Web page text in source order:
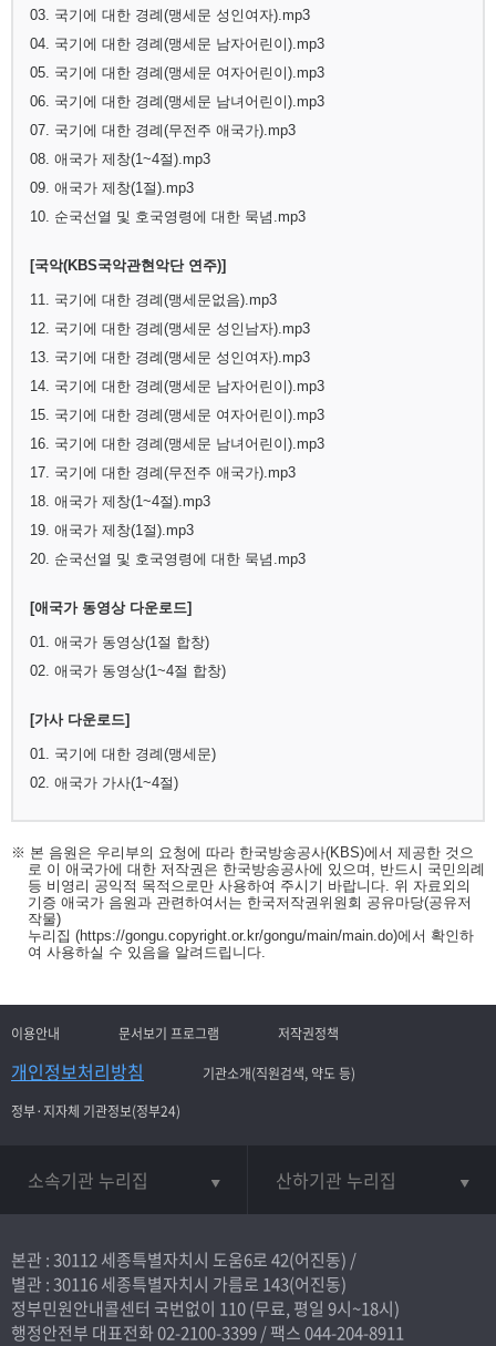
03. 국기에 대한 경례(맹세문 성인여자).mp3
04. 국기에 대한 경례(맹세문 남자어린이).mp3
05. 국기에 대한 경례(맹세문 여자어린이).mp3
06. 국기에 대한 경례(맹세문 남녀어린이).mp3
07. 국기에 대한 경례(무전주 애국가).mp3
08. 애국가 제창(1~4절).mp3
09. 애국가 제창(1절).mp3
10. 순국선열 및 호국영령에 대한 묵념.mp3
[국악(KBS국악관현악단 연주)]
11. 국기에 대한 경례(맹세문없음).mp3
12. 국기에 대한 경례(맹세문 성인남자).mp3
13. 국기에 대한 경례(맹세문 성인여자).mp3
14. 국기에 대한 경례(맹세문 남자어린이).mp3
15. 국기에 대한 경례(맹세문 여자어린이).mp3
16. 국기에 대한 경례(맹세문 남녀어린이).mp3
17. 국기에 대한 경례(무전주 애국가).mp3
18. 애국가 제창(1~4절).mp3
19. 애국가 제창(1절).mp3
20. 순국선열 및 호국영령에 대한 묵념.mp3
[애국가 동영상 다운로드]
01. 애국가 동영상(1절 합창)
02. 애국가 동영상(1~4절 합창)
[가사 다운로드]
01. 국기에 대한 경례(맹세문)
02. 애국가 가사(1~4절)
※ 본 음원은 우리부의 요청에 따라 한국방송공사(KBS)에서 제공한 것으
로 이 애국가에 대한 저작권은 한국방송공사에 있으며, 반드시 국민의례
등 비영리 공익적 목적으로만 사용하여 주시기 바랍니다. 위 자료외의
기증 애국가 음원과 관련하여서는 한국저작권위원회 공유마당(공유저
작물)
누리집 (https://gongu.copyright.or.kr/gongu/main/main.do)에서 확인하
여 사용하실 수 있음을 알려드립니다.
이용안내 문서보기 프로그램 저작권정책
개인정보처리방침
기관소개(직원검색, 약도 등)
정부·지자체 기관정보(정부24)
소속기관 누리집 산하기관 누리집
본관 : 30112 세종특별자치시 도움6로 42(어진동) /
별관 : 30116 세종특별자치시 가름로 143(어진동)
정부민원안내콜센터 국번없이 110(무료, 평일 9시~18시)
행정안전부 대표전화02-2100-3399/ 팩스 044-204-8911